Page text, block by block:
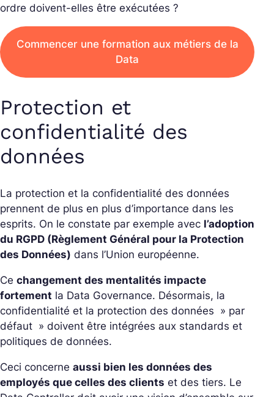
ordre doivent-elles être exécutées ?
Commencer une formation aux métiers de la
Data
Protection et
confidentialité des
données
La protection et la confidentialité des données
prennent de plus en plus d’importance dans les
esprits. On le constate par exemple avec l’adoption
du RGPD (Règlement Général pour la Protection
des Données) dans l’Union européenne.
Ce changement des mentalités impacte
fortement la Data Governance. Désormais, la
confidentialité et la protection des données » par
défaut » doivent être intégrées aux standards et
politiques de données.
Ceci concerne aussi bien les données des
employés que celles des clients et des tiers. Le